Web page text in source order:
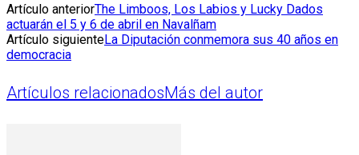
Artículo anteriorThe Limboos, Los Labios y Lucky Dados
actuarán el 5 y 6 de abril en Navalñam
Artículo siguienteLa Diputación conmemora sus 40 años en
democracia
Artículos relacionadosMás del autor